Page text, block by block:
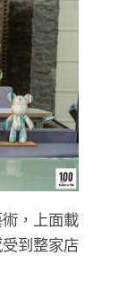
，上面載
到整家店